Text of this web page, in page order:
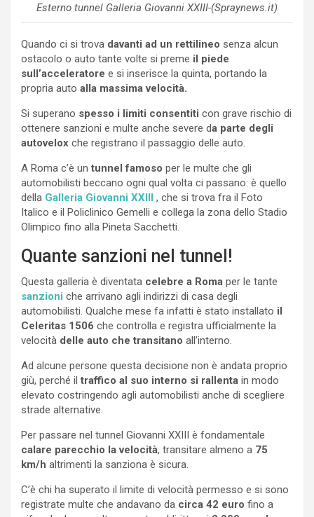
Esterno tunnel Galleria Giovanni XXIII-(Spraynews.it)
Quando ci si trova davanti ad un rettilineo senza alcun
ostacolo o auto tante volte si preme il piede
sull’acceleratore e si inserisce la quinta, portando la
propria auto alla massima velocità.
Si superano spesso i limiti consentiti con grave rischio di
ottenere sanzioni e multe anche severe da parte degli
autovelox che registrano il passaggio delle auto.
A Roma c’è untunnel famoso per le multe che gli
automobilisti beccano ogni qual volta ci passano: è quello
della Galleria Giovanni XXIII , che si trova fra il Foto
Italico e il Policlinico Gemelli e collega la zona dello Stadio
Olimpico fino alla Pineta Sacchetti.
Quante sanzioni nel tunnel!
Questa galleria è diventata celebre a Roma per le tante
sanzioni che arrivano agli indirizzi di casa degli
automobilisti. Qualche mese fa infatti è stato installato il
Celeritas 1506 che controlla e registra ufficialmente la
velocità delle auto che transitano all’interno.
Ad alcune persone questa decisione non è andata proprio
giù, perché iltraffico al suo interno si rallenta in modo
elevato costringendo agli automobilisti anche di scegliere
strade alternative.
Per passare nel tunnel Giovanni XXIII è fondamentale
calare parecchio la velocità, transitare almeno a 75
km/h altrimenti la sanziona è sicura.
C’è chi ha superato il limite di velocità permesso e si sono
registrate multe che andavano da circa 42 euro fino a